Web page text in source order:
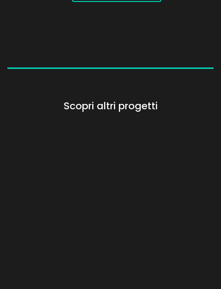
Scopri altri progetti